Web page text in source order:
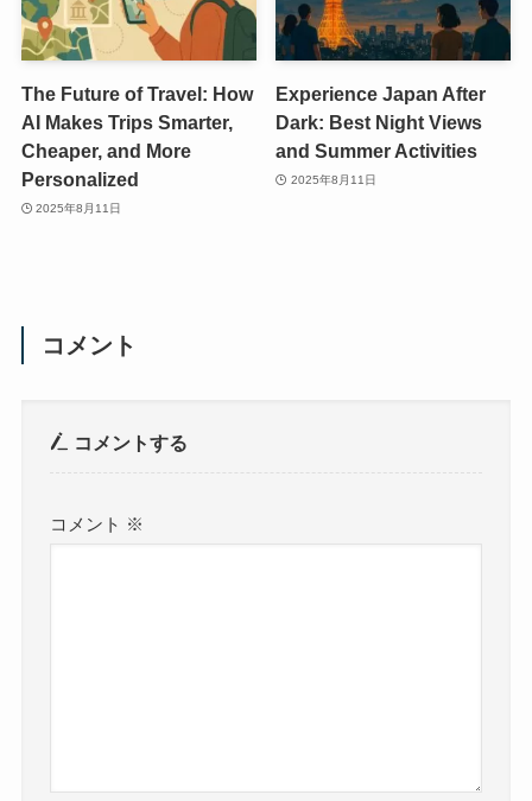
The Future of Travel: How
AI Makes Trips Smarter,
Cheaper, and More
Personalized
2025年8月11日
Experience Japan After
Dark: Best Night Views
and Summer Activities
2025年8月11日
コメント
コメントする
コメント ※